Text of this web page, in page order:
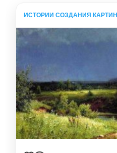
ИСТОРИИ СОЗДАНИЯ КАРТИН